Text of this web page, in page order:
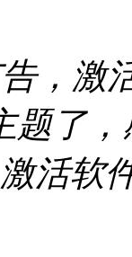
，激
题了
活软